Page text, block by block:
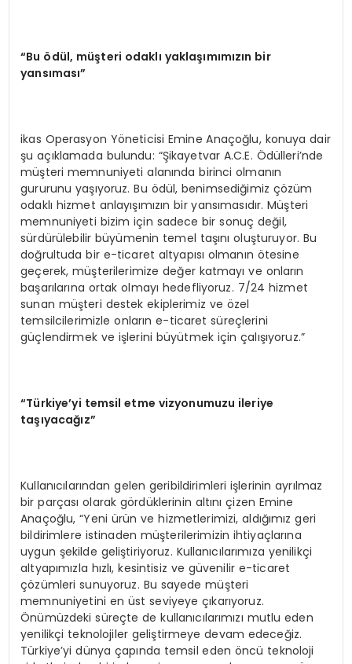
“Bu ödül, müşteri odaklı yaklaşımımızın bir
yansıması”
ikas Operasyon Yöneticisi Emine Anaçoğlu, konuya dair
şu açıklamada bulundu: “Şikayetvar A.C.E. Ödülleri’nde
müşteri memnuniyeti alanında birinci olmanın
gururunu yaşıyoruz. Bu ödül, benimsediğimiz çözüm
odaklı hizmet anlayışımızın bir yansımasıdır. Müşteri
memnuniyeti bizim için sadece bir sonuç değil,
sürdürülebilir büyümenin temel taşını oluşturuyor. Bu
doğrultuda bir e-ticaret altyapısı olmanın ötesine
geçerek, müşterilerimize değer katmayı ve onların
başarılarına ortak olmayı hedefliyoruz. 7/24 hizmet
sunan müşteri destek ekiplerimiz ve özel
temsilcilerimizle onların e-ticaret süreçlerini
güçlendirmek ve işlerini büyütmek için çalışıyoruz.”
“Türkiye’yi temsil etme vizyonumuzu ileriye
taşıyacağız”
Kullanıcılarından gelen geribildirimleri işlerinin ayrılmaz
bir parçası olarak gördüklerinin altını çizen Emine
Anaçoğlu, “Yeni ürün ve hizmetlerimizi, aldığımız geri
bildirimlere istinaden müşterilerimizin ihtiyaçlarına
uygun şekilde geliştiriyoruz. Kullanıcılarımıza yenilikçi
altyapımızla hızlı, kesintisiz ve güvenilir e-ticaret
çözümleri sunuyoruz. Bu sayede müşteri
memnuniyetini en üst seviyeye çıkarıyoruz.
Önümüzdeki süreçte de kullanıcılarımızı mutlu eden
yenilikçi teknolojiler geliştirmeye devam edeceğiz.
Türkiye’yi dünya çapında temsil eden öncü teknoloji